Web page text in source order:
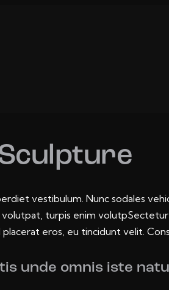
vestibulum. Nunc sodales
turpis enim
eros, eu tincidunt velit.
unde omnis iste